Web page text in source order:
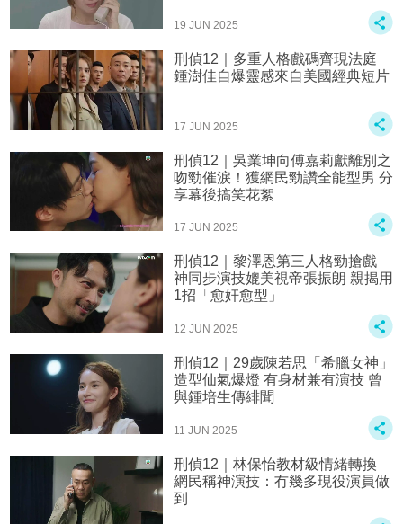
19 JUN 2025
刑偵12｜多重人格戲碼齊現法庭
鍾澍佳自爆靈感來自美國經典短片
17 JUN 2025
刑偵12｜吳業坤向傅嘉莉獻離別之
吻勁催淚！獲網民勁讚全能型男 分
享幕後搞笑花絮
17 JUN 2025
刑偵12｜黎澤恩第三人格勁搶戲
神同步演技媲美視帝張振朗 親揭用
1招「愈奸愈型」
12 JUN 2025
刑偵12｜29歲陳若思「希臘女神」
造型仙氣爆燈 有身材兼有演技 曾
與鍾培生傳緋聞
11 JUN 2025
刑偵12｜林保怡教材級情緒轉換
網民稱神演技：冇幾多現役演員做
到